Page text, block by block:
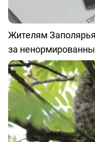
Жителям
за